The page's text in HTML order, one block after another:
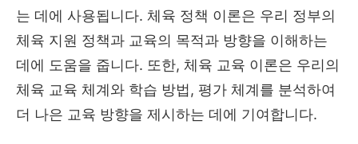
는 데에 사용됩니다. 체육 정책 이론은 우리 정부의
체육 지원 정책과 교육의 목적과 방향을 이해하는
데에 도움을 줍니다. 또한, 체육 교육 이론은 우리의
체육 교육 체계와 학습 방법, 평가 체계를 분석하여
더 나은 교육 방향을 제시하는 데에 기여합니다.